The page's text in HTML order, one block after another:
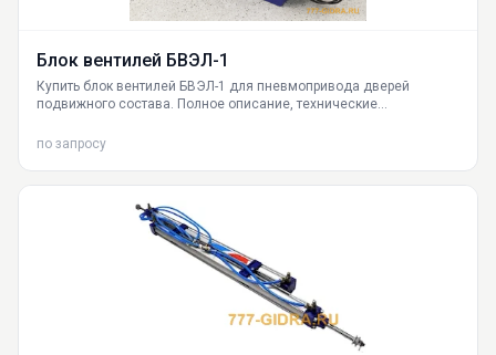
Блок вентилей БВЭЛ-1
Купить блок вентилей БВЭЛ-1 для пневмопривода дверей
подвижного состава. Полное описание, технические
работы, температурный режим, сервис, доставка по России.
по запросу